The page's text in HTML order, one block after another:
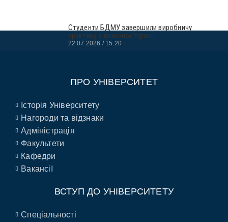
Студенти БДМУ завершили виробничу
практику з фізичної терапії
22.07.2026 15:20
ПРО УНІВЕРСИТЕТ
Історія Університету
Нагороди та відзнаки
Адміністрація
Факультети
Кафедри
Вакансії
ВСТУП ДО УНІВЕРСИТЕТУ
Спеціальності